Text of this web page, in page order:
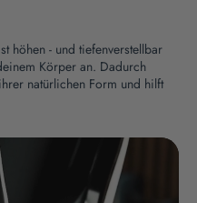
höhen - und tiefenverstellbar
Körper an. Dadurch
natürlichen Form und hilft